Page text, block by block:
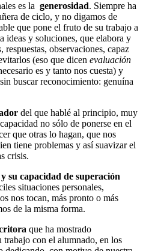
es la generosidad. Siempre ha
de ciclo, y no digamos de
que pone el fruto de su trabajo a
ideas y soluciones, que elabora y
observaciones, capaz
(eso que dicen evaluación
es y tanto nos cuesta) y
buscar reconocimiento: genuína
del que hablé al principio, muy
no sólo de ponerse en el
que otras lo hagan, que nos
tiene problemas y así suavizar el
crisis.
su capacidad de superación
situaciones personales,
nos tocan, más pronto o más
de la misma forma.
que ha mostrado
trabajo con el alumnado, en los